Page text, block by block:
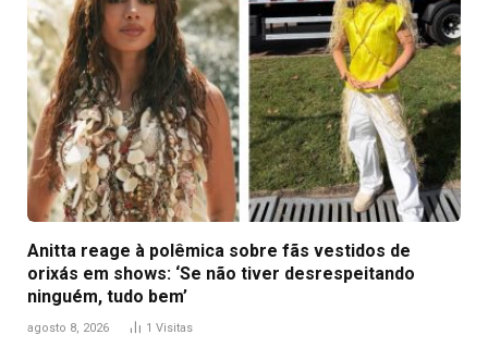
Anitta reage à polêmica sobre fãs vestidos de
orixás em shows: ‘Se não tiver desrespeitando
ninguém, tudo bem’
agosto 8, 2026 1 Visitas